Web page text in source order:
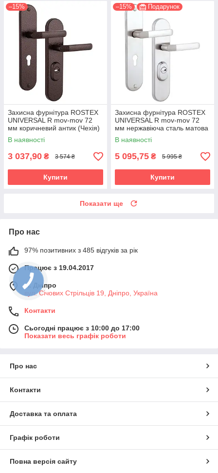
–15%
Захисна фурнітура ROSTEX
UNIVERSAL R mov-mov 72
мм коричневий антик (Чехія)
В наявності
3 037,90 ₴ 3 574 ₴
Купити
–15% Подарунок
Захисна фурнітура ROSTEX
UNIVERSAL R mov-mov 72
мм нержавіюча сталь матова
3 клас (Чехія)
В наявності
5 095,75 ₴ 5 995 ₴
Купити
Показати ще
Про нас
97% позитивних з 485 відгуків за рік
Працює з 19.04.2017
м. Дніпро
вул. Січових Стрільців 19, Дніпро, Україна
Контакти
Сьогодні працює з 10:00 до 17:00
Показати весь графік роботи
Про нас
Контакти
Доставка та оплата
Графік роботи
Повна версія сайту